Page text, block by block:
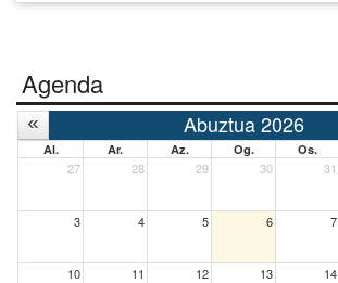
Agenda
Abuztua 2026
Al. Ar. Az. Og. Os.
27 28 29 30 31
3 4 5 6 7
10 11 12 13 14